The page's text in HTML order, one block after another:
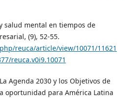
salud mental en tiempos de
(9), 52-55.
reuca/article/view/10071/11621
reuca.v0i9.10071
Agenda 2030 y los Objetivos de
oportunidad para América Latina